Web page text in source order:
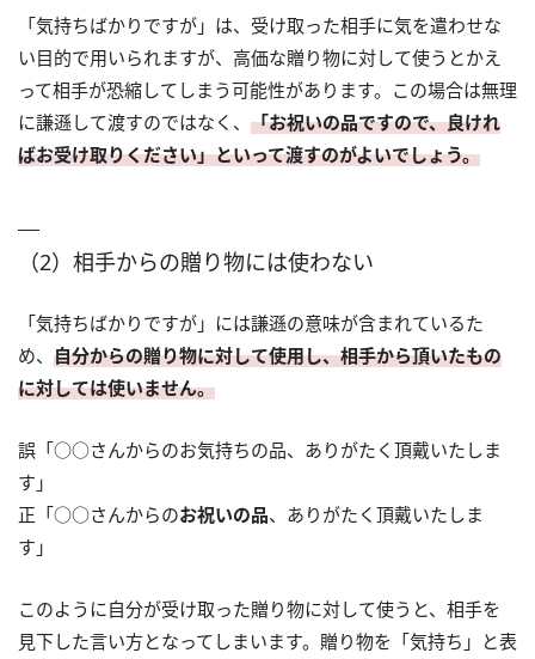
「気持ちばかりですが」は、受け取った相手に気を遣わせな
い目的で用いられますが、高価な贈り物に対して使うとかえ
って相手が恐縮してしまう可能性があります。この場合は無理
に謙遜して渡すのではなく、 「お祝いの品ですので、良けれ
ばお受け取りください」といって渡すのがよいでしょう。
（2）相手からの贈り物には使わない
「気持ちばかりですが」には謙遜の意味が含まれているた
め、 自分からの贈り物に対して使用し、相手から頂いたもの
に対しては使いません。
誤「○○さんからのお気持ちの品、ありがたく頂戴いたしま
す」
正「○○さんからのお祝いの品、ありがたく頂戴いたしま
す」
このように自分が受け取った贈り物に対して使うと、相手を
見下した言い方となってしまいます。贈り物を「気持ち」と表